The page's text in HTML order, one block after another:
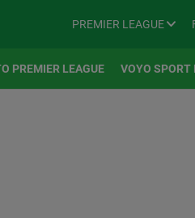
PREMIER LEAGUE
PREMIER LEAGUE VOYO SPORT